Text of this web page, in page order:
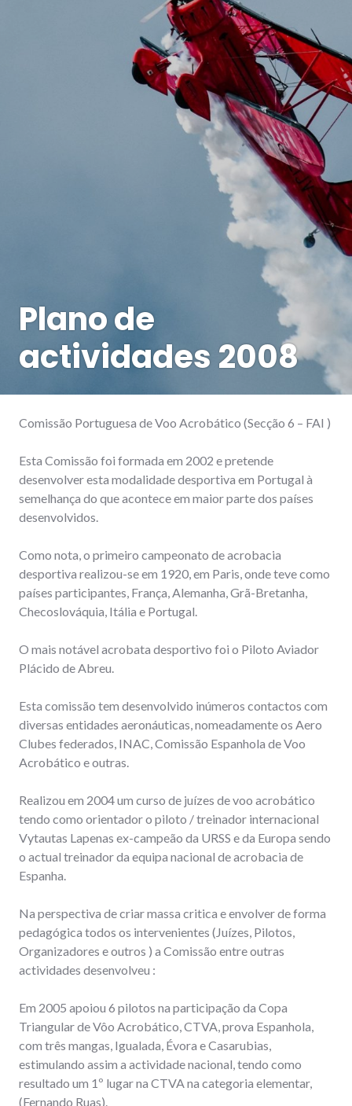
Plano de
actividades 2008
Comissão Portuguesa de Voo Acrobático (Secção 6 – FAI )
Esta Comissão foi formada em 2002 e pretende
desenvolver esta modalidade desportiva em Portugal à
semelhança do que acontece em maior parte dos países
desenvolvidos.
Como nota, o primeiro campeonato de acrobacia
desportiva realizou-se em 1920, em Paris, onde teve como
países participantes, França, Alemanha, Grã-Bretanha,
Checoslováquia, Itália e Portugal.
O mais notável acrobata desportivo foi o Piloto Aviador
Plácido de Abreu.
Esta comissão tem desenvolvido inúmeros contactos com
diversas entidades aeronáuticas, nomeadamente os Aero
Clubes federados, INAC, Comissão Espanhola de Voo
Acrobático e outras.
Realizou em 2004 um curso de juízes de voo acrobático
tendo como orientador o piloto / treinador internacional
Vytautas Lapenas ex-campeão da URSS e da Europa sendo
o actual treinador da equipa nacional de acrobacia de
Espanha.
Na perspectiva de criar massa critica e envolver de forma
pedagógica todos os intervenientes (Juízes, Pilotos,
Organizadores e outros ) a Comissão entre outras
actividades desenvolveu :
Em 2005 apoiou 6 pilotos na participação da Copa
Triangular de Vôo Acrobático, CTVA, prova Espanhola,
com três mangas, Igualada, Évora e Casarubias,
estimulando assim a actividade nacional, tendo como
resultado um 1º lugar na CTVA na categoria elementar,
(Fernando Ruas).